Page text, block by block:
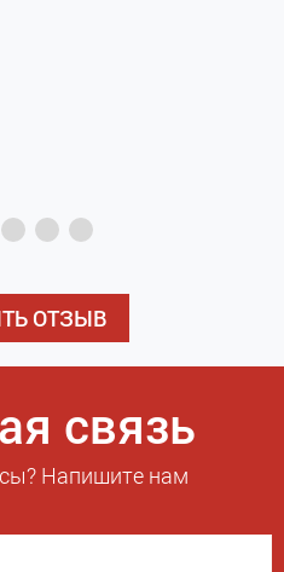
ОТЗЫВ
связь
Напишите нам